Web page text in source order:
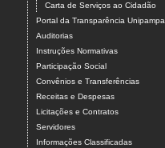
Carta de Serviços ao Cidadão
Portal da Transparência Unipampa
Auditorias
Instruções Normativas
Participação Social
Convênios e Transferências
Receitas e Despesas
Licitações e Contratos
Servidores
Informações Classificadas